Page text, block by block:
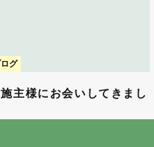
グ
主様にお会いしてきまし